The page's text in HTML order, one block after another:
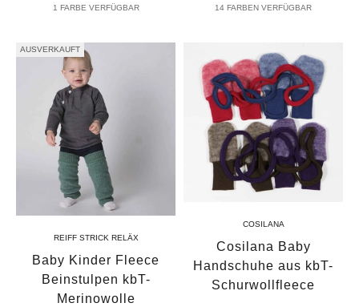
1 FARBE VERFÜGBAR 14 FARBEN VERFÜGBAR
AUSVERKAUFT
REIFF STRICK RELÄX
Baby Kinder Fleece
Beinstulpen kbT-
Merinowolle
COSILANA
Cosilana Baby
Handschuhe aus kbT-
Schurwollfleece